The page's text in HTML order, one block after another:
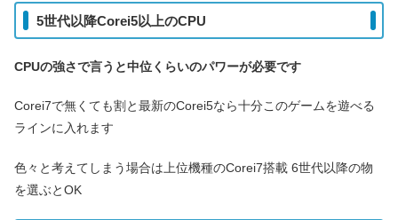
5世代以降Corei5以上のCPU
CPUの強さで言うと中位くらいのパワーが必要です
Corei7で無くても割と最新のCorei5なら十分このゲームを遊べる
ラインに入れます
色々と考えてしまう場合は上位機種のCorei7搭載 6世代以降の物
を選ぶとOK